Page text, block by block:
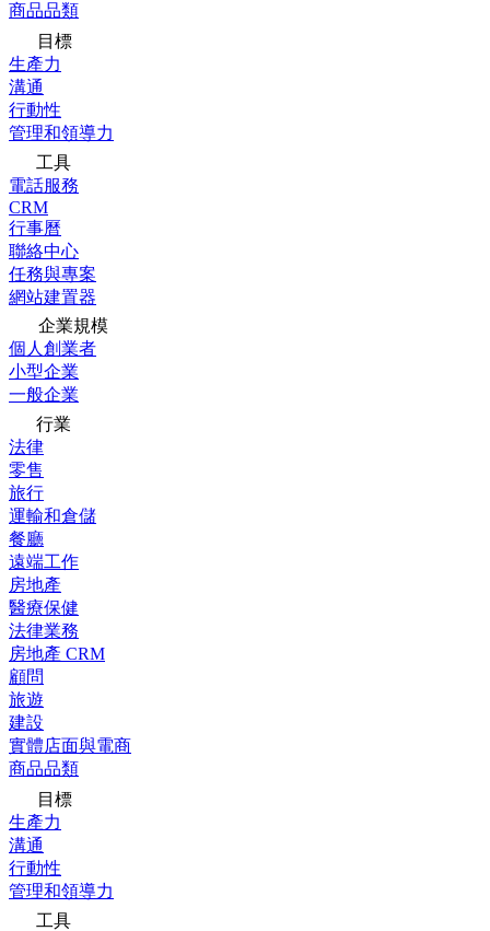
商品品類
目標
生產力
溝通
行動性
管理和領導力
工具
電話服務
CRM
行事曆
聯絡中心
任務與專案
網站建置器
企業規模
個人創業者
小型企業
一般企業
行業
法律
零售
旅行
運輸和倉儲
餐廳
遠端工作
房地產
醫療保健
法律業務
房地產 CRM
顧問
旅遊
建設
實體店面與電商
商品品類
目標
生產力
溝通
行動性
管理和領導力
工具